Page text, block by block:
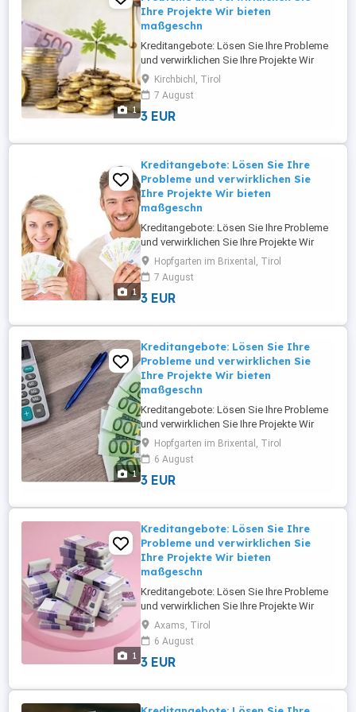
1
Ihre Projekte Wir bieten
maßgeschn
Kreditangebote: Lösen Sie Ihre Probleme
und verwirklichen Sie Ihre Projekte Wir
bieten maßgeschneiderte Finanzierungs-
und Investitionslösungen für
Privatpersonen, Unternehmer, KMU und
Großunternehmen in ganz Europa und
Investitionen von 5.000 bis 95.000.000 ...
Kirchbichl, Tirol
7 August
3 EUR
1
Kreditangebote: Lösen Sie Ihre
Probleme und verwirklichen Sie
Ihre Projekte Wir bieten
maßgeschn
Kreditangebote: Lösen Sie Ihre Probleme
und verwirklichen Sie Ihre Projekte Wir
bieten maßgeschneiderte Finanzierungs-
und Investitionslösungen für
Privatpersonen, Unternehmer, KMU und
Großunternehmen in ganz Europa und
Investitionen von 5.000 bis 95.000.000 ...
Hopfgarten im Brixental, Tirol
7 August
3 EUR
1
Kreditangebote: Lösen Sie Ihre
Probleme und verwirklichen Sie
Ihre Projekte Wir bieten
maßgeschn
Kreditangebote: Lösen Sie Ihre Probleme
und verwirklichen Sie Ihre Projekte Wir
bieten maßgeschneiderte Finanzierungs-
und Investitionslösungen für
Privatpersonen, Unternehmer, KMU und
Großunternehmen in ganz Europa und
Investitionen von 5.000 bis 95.000.000 ...
Hopfgarten im Brixental, Tirol
6 August
3 EUR
1
Kreditangebote: Lösen Sie Ihre
Probleme und verwirklichen Sie
Ihre Projekte Wir bieten
maßgeschn
Kreditangebote: Lösen Sie Ihre Probleme
und verwirklichen Sie Ihre Projekte Wir
bieten maßgeschneiderte Finanzierungs-
und Investitionslösungen für
Privatpersonen, Unternehmer, KMU und
Großunternehmen in ganz Europa und
Investitionen von 5.000 bis 95.000.000 ...
Axams, Tirol
6 August
3 EUR